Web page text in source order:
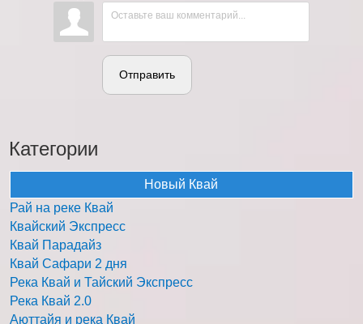
Отправить
Категории
Новый Квай
Рай на реке Квай
Квайский Экспресс
Квай Парадайз
Квай Сафари 2 дня
Река Квай и Тайский Экспресс
Река Квай 2.0
Аюттайя и река Квай